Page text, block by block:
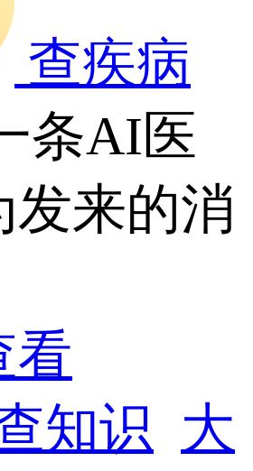
查疾病
条AI医
发来的消
看
知识 大